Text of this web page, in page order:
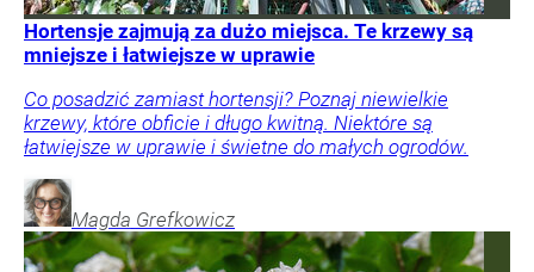
Hortensje zajmują za dużo miejsca. Te krzewy są
mniejsze i łatwiejsze w uprawie
Co posadzić zamiast hortensji? Poznaj niewielkie
krzewy, które obficie i długo kwitną. Niektóre są
łatwiejsze w uprawie i świetne do małych ogrodów.
Magda Grefkowicz